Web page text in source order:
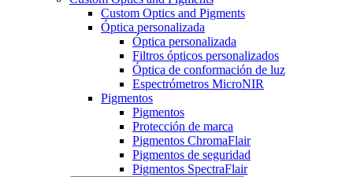
Custom Optics and Pigments
Óptica personalizada
Óptica personalizada
Filtros ópticos personalizados
Óptica de conformación de luz
Espectrómetros MicroNIR
Pigmentos
Pigmentos
Protección de marca
Pigmentos ChromaFlair
Pigmentos de seguridad
Pigmentos SpectraFlair